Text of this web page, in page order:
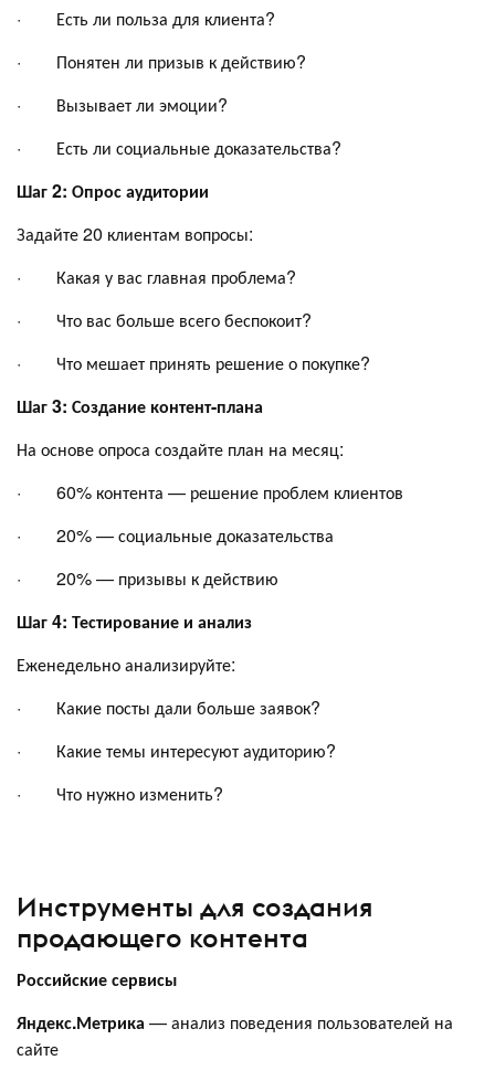
· Есть ли польза для клиента?
· Понятен ли призыв к действию?
· Вызывает ли эмоции?
· Есть ли социальные доказательства?
Шаг 2: Опрос аудитории
Задайте 20 клиентам вопросы:
· Какая у вас главная проблема?
· Что вас больше всего беспокоит?
· Что мешает принять решение о покупке?
Шаг 3: Создание контент-плана
На основе опроса создайте план на месяц:
· 60% контента — решение проблем клиентов
· 20% — социальные доказательства
· 20% — призывы к действию
Шаг 4: Тестирование и анализ
Еженедельно анализируйте:
· Какие посты дали больше заявок?
· Какие темы интересуют аудиторию?
· Что нужно изменить?
Инструменты для создания
продающего контента
Российские сервисы
Яндекс.Метрика — анализ поведения пользователей на
сайте